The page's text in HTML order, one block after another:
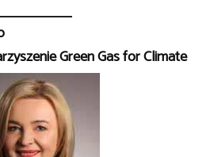
Green Gas for Climate